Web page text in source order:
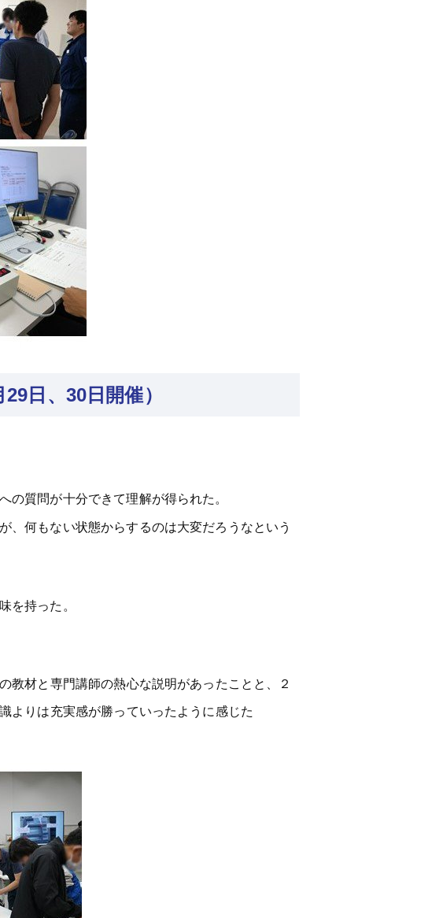
日、30日開催）
質問が十分できて理解が得られた。
、何もない状態からするのは大変だろうなという
を持った。
教材と専門講師の熱心な説明があったことと、２
よりは充実感が勝っていったように感じた